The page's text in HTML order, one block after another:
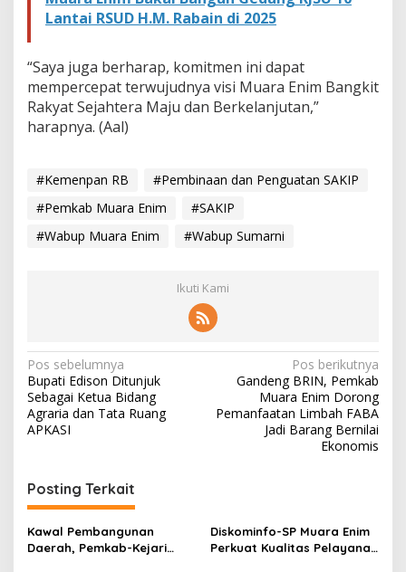
Lantai RSUD H.M. Rabain di 2025
“Saya juga berharap, komitmen ini dapat
mempercepat terwujudnya visi Muara Enim Bangkit
Rakyat Sejahtera Maju dan Berkelanjutan,”
harapnya. (Aal)
#Kemenpan RB
#Pembinaan dan Penguatan SAKIP
#Pemkab Muara Enim
#SAKIP
#Wabup Muara Enim
#Wabup Sumarni
Ikuti Kami
N
a
v
a
s
i
Pos sebelumnya
Bupati Edison Ditunjuk
Sebagai Ketua Bidang
Agraria dan Tata Ruang
APKASI
Pos berikutnya
Gandeng BRIN, Pemkab
Muara Enim Dorong
Pemanfaatan Limbah FABA
Jadi Barang Bernilai
Ekonomis
Posting Terkait
Kawal Pembangunan
Daerah, Pemkab-Kejari
Diskominfo-SP Muara Enim
Perkuat Kualitas Pelayanan